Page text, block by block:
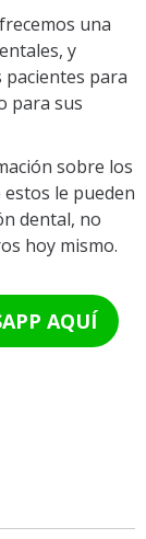
una
y
para
para sus
sobre los
estos le pueden
dental, no
hoy mismo.
AQUÍ